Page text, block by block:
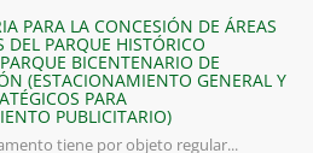
PARA LA CONCESIÓN DE ÁREAS
DEL PARQUE HISTÓRICO
BICENTENARIO DE
(ESTACIONAMIENTO GENERAL Y
PARA
PUBLICITARIO)
tiene por objeto regular...